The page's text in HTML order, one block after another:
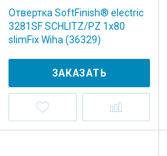
Отвертка SoftFinish® electric
3281SF SCHLITZ/PZ 1x80
slimFix Wiha (36329)
ЗАКАЗАТЬ